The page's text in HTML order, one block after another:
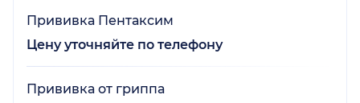
Прививка Пентаксим
Цену уточняйте по телефону
Прививка от гриппа